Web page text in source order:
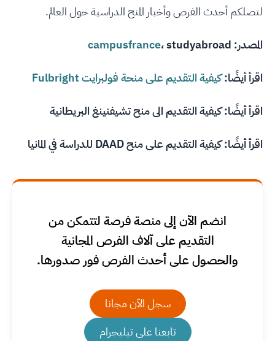
لتصلكم أحدث الفرص وأخبار المنح الدراسية حول العالم.
المصدر:
campusfrance،studyabroad
اقرأ أيضًا:كيفية التقديم على منحة فولبرايت Fulbright
اقرأ أيضًا:كيفية التقديم الى منح تشيفنينغ البريطانية
اقرأ أيضًا:كيفية التقديم على منح DAAD للدراسة في المانيا
انضم الآن إلى منصة فرصة لتتمكن من
التقديم على آلاف الفرص المجانية
والحصول على أحدث الفرص فور صدورها.
سجل الآن مجانا
تابعنا على تيليجرام